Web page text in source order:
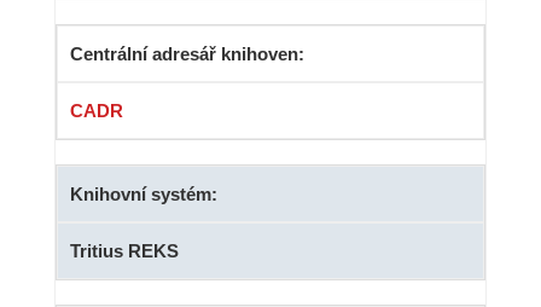
Centrální adresář knihoven:
CADR
Knihovní systém:
Tritius REKS